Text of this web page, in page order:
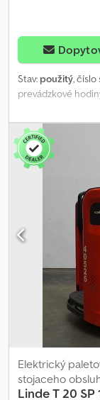
Stav: použitý, číslo
prevádzkové
pohotovostná
šírka:790 mm
napájaním -
batérie
188 mm - Držiak
kľúčový spínač -
Špeciálna dĺžka
Elektrický
stojaceho
LindeT 20 SP